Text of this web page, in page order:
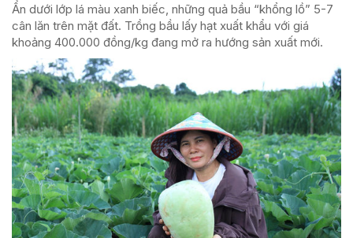
Ẩn dưới lớp lá màu xanh biếc, những quả bầu “khổng lồ” 5-7
cân lăn trên mặt đất. Trồng bầu lấy hạt xuất khẩu với giá
khoảng 400.000 đồng/kg đang mở ra hướng sản xuất mới.